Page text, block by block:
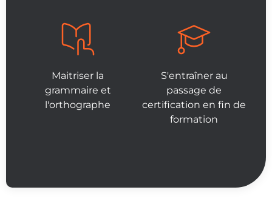
Maitriser la
grammaire et
l'orthographe
S'entraîner au
passage de
certification en fin de
formation